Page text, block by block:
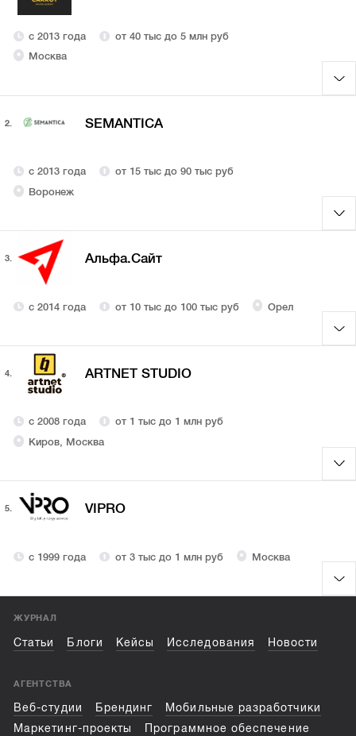
с 2013 года
от 40 тыс до 5 млн руб
Москва
2. SEMANTICA
с 2013 года
от 15 тыс до 90 тыс руб
Воронеж
3. Альфа.Сайт
с 2014 года от 10 тыс до 100 тыс руб Орел
4. ARTNET STUDIO
с 2008 года
от 1 тыс до 1 млн руб
Киров, Москва
5. VIPRO
с 1999 года от 3 тыс до 1 млн руб Москва
ЖУРНАЛ
Статьи Блоги Кейсы Исследования Новости
АГЕНТСТВА
Веб-студии Брендинг
Мобильные разработчики
Маркетинг-проекты
Программное обеспечение